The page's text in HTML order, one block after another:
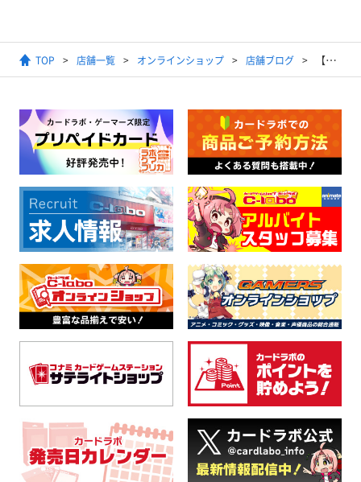
TOP 店舗一覧 オンラインショップ 店舗ブログ 【通販】ヴァイス『カードキャプターさくら 25th Anniversary』ブースターパック｜シングルカード通販開始！